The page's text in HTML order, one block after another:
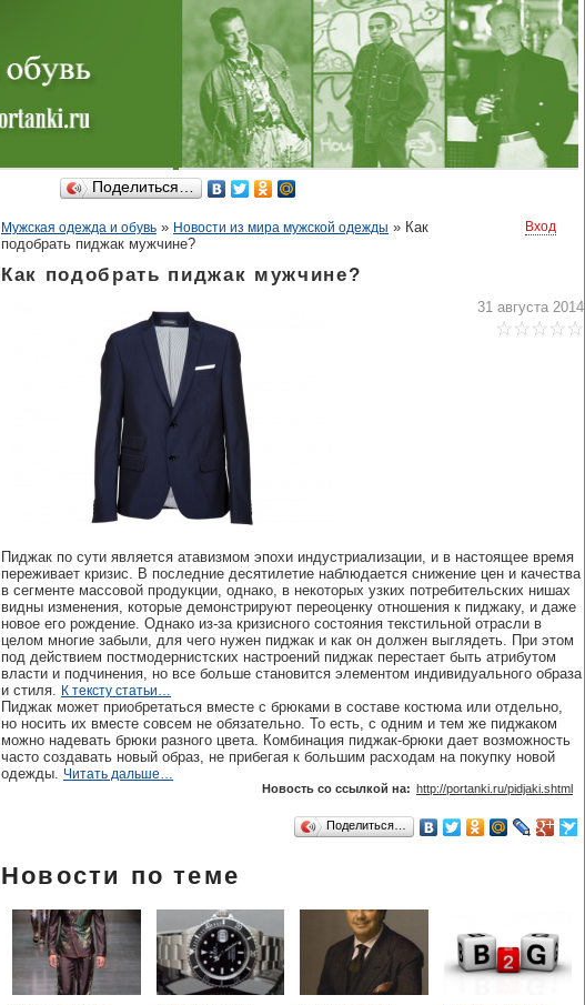
Поделиться…
Мужская одежда и обувь » Новости из мира мужской одежды » Как
подобрать пиджак мужчине?
Вход
Как подобрать пиджак мужчине?
31 августа 2014
Пиджак по сути является атавизмом эпохи индустриализации, и в настоящее время
переживает кризис. В последние десятилетие наблюдается снижение цен и качества
в сегменте массовой продукции, однако, в некоторых узких потребительских нишах
видны изменения, которые демонстрируют переоценку отношения к пиджаку, и даже
новое его рождение. Однако из-за кризисного состояния текстильной отрасли в
целом многие забыли, для чего нужен пиджак и как он должен выглядеть. При этом
под действием постмодернистских настроений пиджак перестает быть атрибутом
власти и подчинения, но все больше становится элементом индивидуального образа
и стиля. К тексту статьи…
Пиджак может приобретаться вместе с брюками в составе костюма или отдельно,
но носить их вместе совсем не обязательно. То есть, с одним и тем же пиджаком
можно надевать брюки разного цвета. Комбинация пиджак-брюки дает возможность
часто создавать новый образ, не прибегая к большим расходам на покупку новой
одежды. Читать дальше…
Новость со ссылкой на: http://portanki.ru/pidjaki.shtml
Поделиться…
Новости по теме